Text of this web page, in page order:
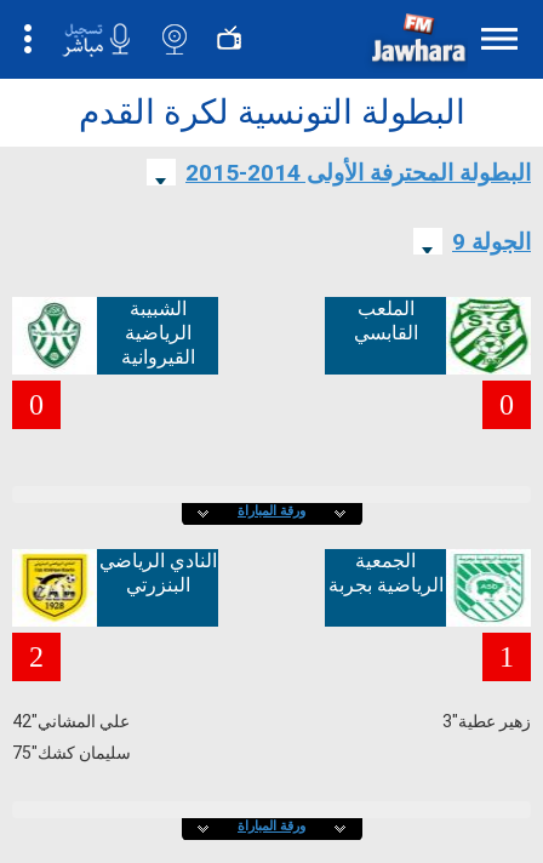
البطولة التونسية لكرة القدم
البطولة المحترفة الأولى 2014-2015
الجولة 9
الملعب
القابسي
0
الشبيبة
الرياضية
القيروانية
0
ورقة المباراة
الجمعية
الرياضية بجربة
1
زهير عطية"3
النادي الرياضي
البنزرتي
2
علي المشاني"42
سليمان كشك"75
ورقة المباراة